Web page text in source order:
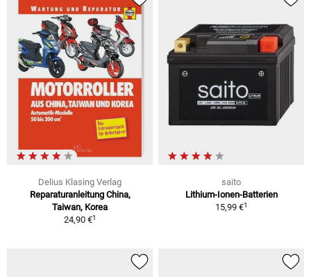
Delius Klasing Verlag
Reparaturanleitung China,
Taiwan, Korea
24,90 €1
saito
Lithium-Ionen-Batterien
15,99 €1